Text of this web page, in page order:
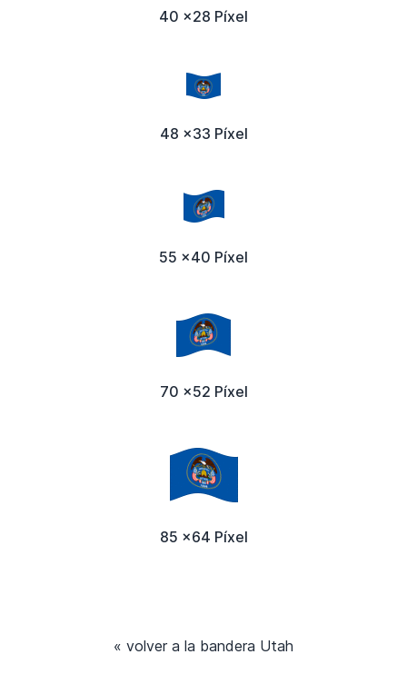
40 x28 Píxel
48 x33 Píxel
55 x40 Píxel
70 x52 Píxel
85 x64 Píxel
« volver a la bandera Utah